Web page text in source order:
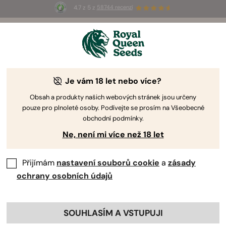
4.7 z 5 z 58744 recenzí
3 semínka White Widow Auto
Luke Sumpter
Reviewed by: Silvia Maroto
Konopí a Hermafroditismus: Co to je a
jak se s tímto problémem vypořádat?
Je vám 18 let nebo více?
Obsah a produkty našich webových stránek jsou určeny
pouze pro plnoleté osoby. Podívejte se prosím na Všeobecné
obchodní podmínky.
Ne, není mi více než 18 let
Přijímám nastavení souborů cookie a zásady
ochrany osobních údajů
SOUHLASÍM A VSTUPUJI